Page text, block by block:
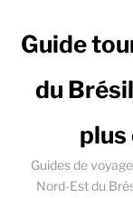
Guide
du
plus
Guides de
Nord-Est du